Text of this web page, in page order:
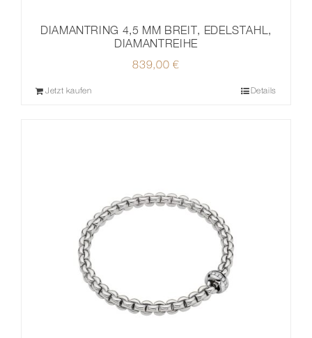
DIAMANTRING 4,5 MM BREIT, EDELSTAHL,
DIAMANTREIHE
839,00 €
Jetzt kaufen Details